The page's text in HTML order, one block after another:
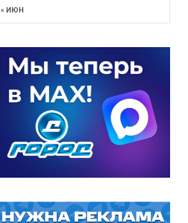
« ИЮН